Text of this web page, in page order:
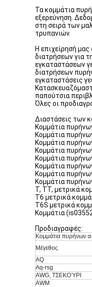
Τα κομμάτια
εξερεύνηση.
στη σειρά των
τρυπανιών.
Η επιχείρησή
διατρήσεων για
εγκαταστάσεων
διατρήσεων
εγκαταστάσεις
παπούτσια
Όλες οι
Διαστάσεις των
Κομμάτια
Κομμάτια
Κομμάτια
Κομμάτια
Κομμάτια
Κομμάτια
Κομμάτια
Κομμάτια
Τ, TT, μετρικά
T6 μετρικά
T6S μετρικά
Κομμάτια
Προδιαγραφές:
Κομμάτια πυρήνων
Μέγεθος
AQ
Aq-rsg
AWG, ΤΣΕΚΟΎΡΙ
AWM